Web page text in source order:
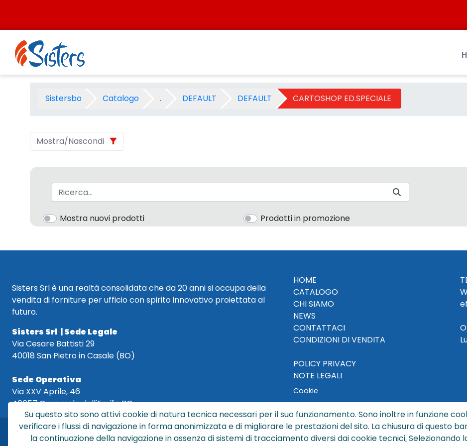
CARTOSHOP ED.SPECIALE 2007 - Categoria - Sistersbo
Sistersbo Catalogo . DEFAULT DEFAULT CARTOSHOP ED.SPECIALE
Mostra/Nascondi
Barra di ricerca
Mostra nuovi prodotti Prodotti in promozione
Sisters Srl è una realtà consolidata che da 20 anni si occupa della
vendita di forniture per ufficio con spirito innovativo proiettata al
futuro.
Sisters Srl | Sede Legale
Via Cesare Battisti 29
40018 San Pietro in Casale (BO)
Sede Operativa
Via XXV Aprile, 46
40057 Granarolo dell'Emilia BO
HOME
CATALOGO
CHI SIAMO
NEWS
CONTATTACI
CONDIZIONI DI VENDITA
POLICY PRIVACY
NOTE LEGALI
Cookie
© Copyright 2024 by Sisters S.r.l. - All rights reserved
Sisters S.r.l. - R.I. BO - N. REA 429992 - PEC sisterssrl@legalmail.it
Su questo sito sono attivi cookie di natura tecnica necessari per il suo funzionamento. Sono inoltre in funzione
verificare i flussi di navigazione in forma anonimizzata e di migliorare le prestazioni del sito. La chiusura di questo
la continuazione della navigazione in assenza di sistemi di tracciamento diversi dai cookie tecnici. Selezionando